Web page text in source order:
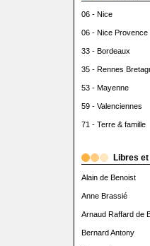
06 - Nice
06 - Nice Provence
33 - Bordeaux
35 - Rennes
53 - Mayenne
59 - Valenciennes
71 - Terre & famille
Libres
Alain de Benoist
Anne Brassié
Arnaud Raffard de
Bernard Antony